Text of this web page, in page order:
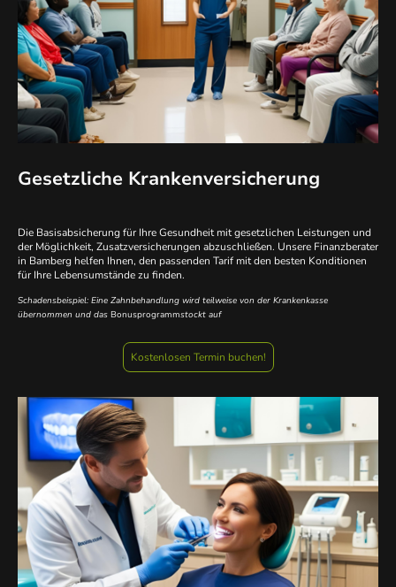
Gesetzliche Krankenversicherung
Die Basisabsicherung für Ihre Gesundheit mit gesetzlichen Leistungen und
der Möglichkeit, Zusatzversicherungen abzuschließen. Unsere Finanzberater
in Bamberg helfen Ihnen, den passenden Tarif mit den besten Konditionen
für Ihre Lebensumstände zu finden.
Schadensbeispiel: Eine Zahnbehandlung wird teilweise von der Krankenkasse
übernommen und das Bonusprogrammstockt auf
Kostenlosen Termin buchen!